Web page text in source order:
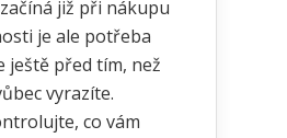
již při nákupu
je ale potřeba
ještě před tím, než
vyrazíte.
co vám